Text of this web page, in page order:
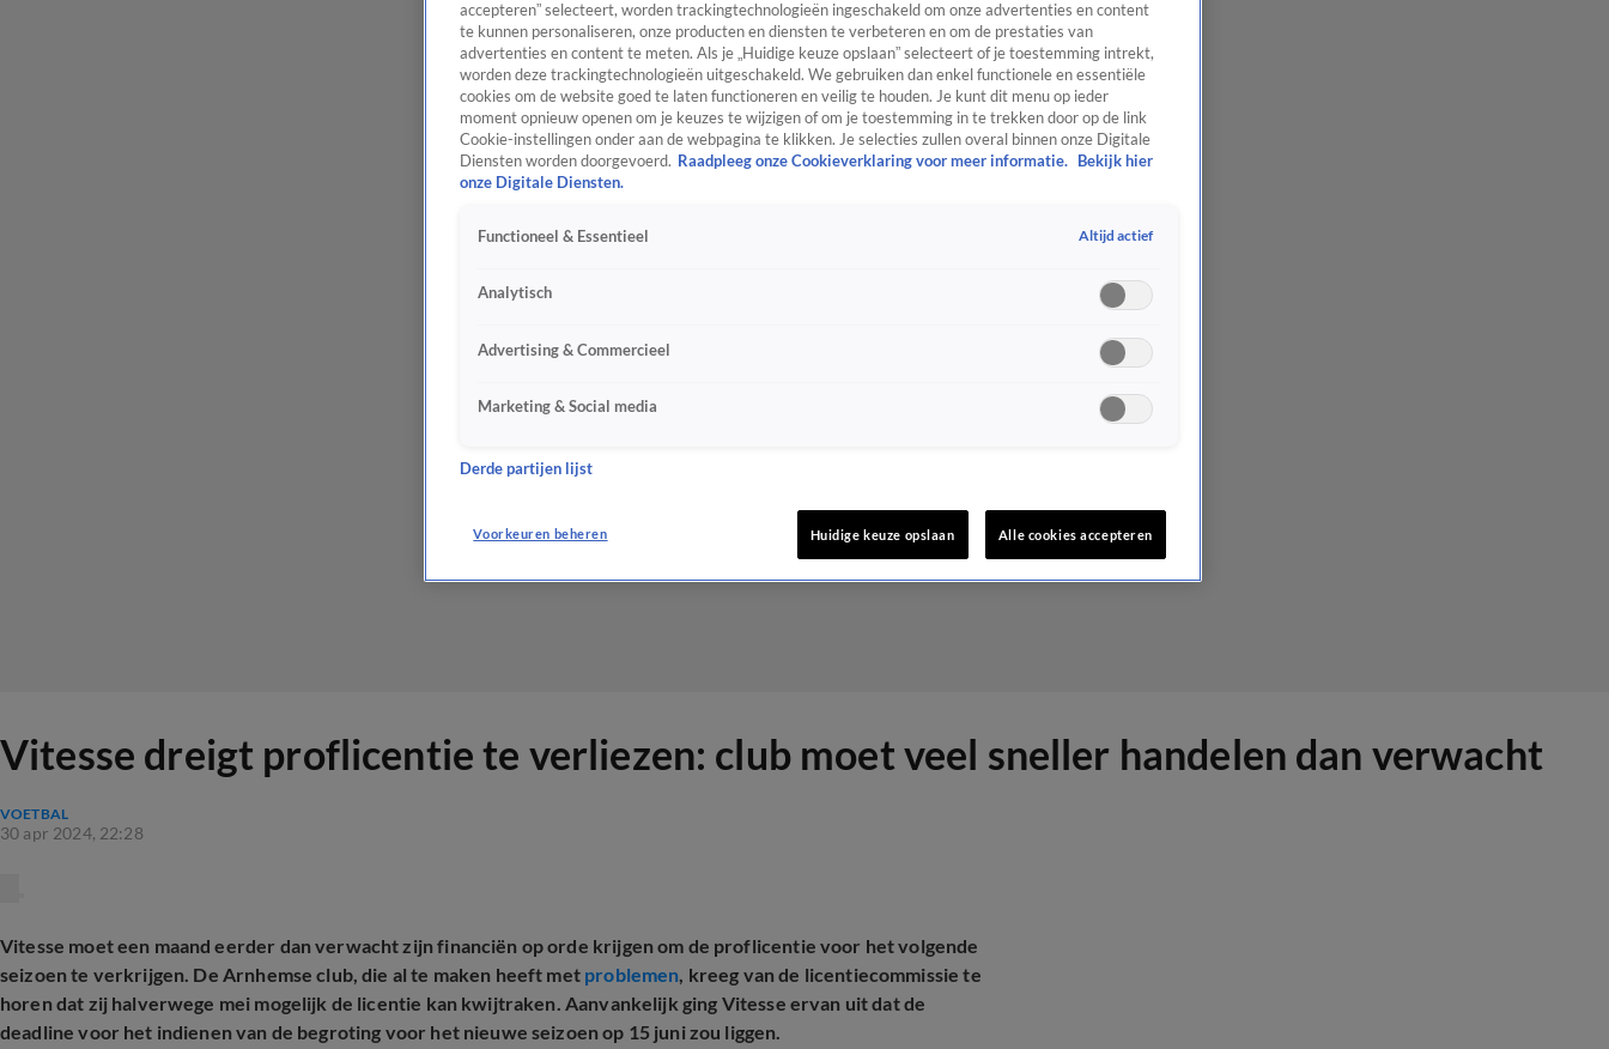
Vitesse dreigt proflicentie te verliezen: club moet veel sneller handelen dan verwacht
VOETBAL
30 apr 2024, 22:28
Vitesse moet een maand eerder dan verwacht zijn financiën op orde krijgen om de proflicentie voor het volgende
seizoen te verkrijgen. De Arnhemse club, die al te maken heeft met problemen, kreeg van de licentiecommissie te
horen dat zij halverwege mei mogelijk de licentie kan kwijtraken. Aanvankelijk ging Vitesse ervan uit dat de
deadline voor het indienen van de begroting voor het nieuwe seizoen op 15 juni zou liggen.
accepteren” selecteert, worden trackingtechnologieën ingeschakeld om onze advertenties en content
te kunnen personaliseren, onze producten en diensten te verbeteren en om de prestaties van
advertenties en content te meten. Als je „Huidige keuze opslaan” selecteert of je toestemming intrekt,
worden deze trackingtechnologieën uitgeschakeld. We gebruiken dan enkel functionele en essentiële
cookies om de website goed te laten functioneren en veilig te houden. Je kunt dit menu op ieder
moment opnieuw openen om je keuzes te wijzigen of om je toestemming in te trekken door op de link
Cookie-instellingen onder aan de webpagina te klikken. Je selecties zullen overal binnen onze Digitale
Diensten worden doorgevoerd. Raadpleeg onze Cookieverklaring voor meer informatie. Bekijk hier
onze Digitale Diensten.
Functioneel & Essentieel Altijd actief
Analytisch
Advertising & Commercieel
Marketing & Social media
Derde partijen lijst
Voorkeuren beheren Huidige keuze opslaan Alle cookies accepteren